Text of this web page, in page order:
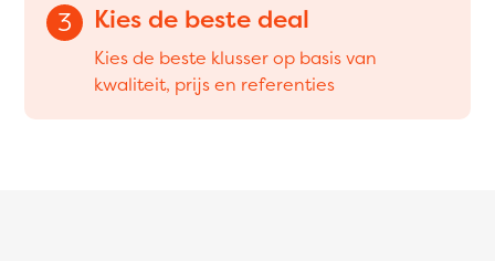
3 Kies de beste deal
Kies de beste klusser op basis van
kwaliteit, prijs en referenties